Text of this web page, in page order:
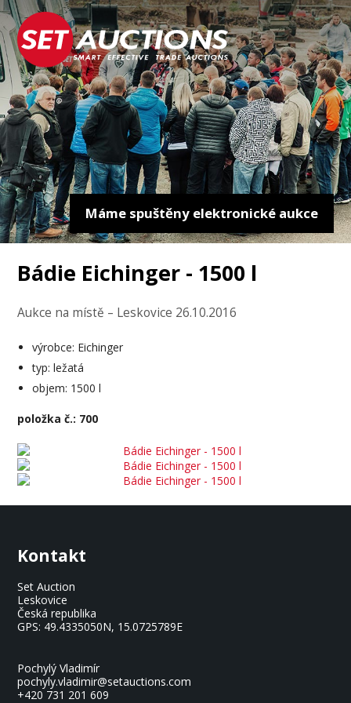
Máme spuštěny elektronické aukce
Bádie Eichinger - 1500 l
Aukce na místě – Leskovice 26.10.2016
výrobce: Eichinger
typ: ležatá
objem: 1500 l
položka č.: 700
Kontakt
Set Auction
Leskovice
Česká republika
GPS: 49.4335050N, 15.0725789E
Pochylý Vladimír
pochyly.vladimir@setauctions.com
+420 731 201 609